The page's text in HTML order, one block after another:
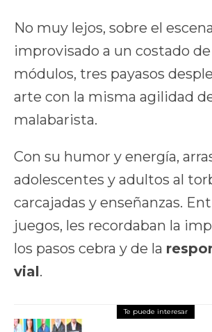
No muy lejos, sobre el
improvisado a un costado de
módulos, tres payasos
arte con la misma agilidad
malabarista.
Con su humor y energía,
adolescentes y adultos al
carcajadas y enseñanzas.
juegos, les recordaban la
los pasos cebra y de la
vial.